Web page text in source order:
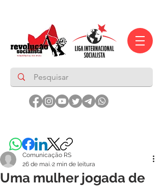
Uma mulher jogada de
Comunicação RS
26 de mai.2 min de leitura